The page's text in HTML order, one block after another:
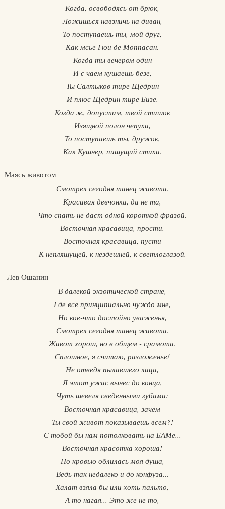
Когда, освободясь от брюк,
Ложишься навзничь на диван,
То поступаешь ты, мой друг,
Как мсье Гюи де Моппасан.
Когда ты вечером один
И с чаем кушаешь безе,
Ты Салтыков тире Щедрин
И плюс Щедрин тире Бизе.
Когда ж, допустим, твой стишок
Изящной полон чепухи,
То поступаешь ты, дружок,
Как Кушнер, пишущий стихи.
Маясь животом
Смотрел сегодня танец живота.
Красивая девчонка, да не та,
Что спать не даст одной короткой фразой.
Восточная красавица, прости.
Восточная красавица, пусти
К непляшущей, к нездешней, к светлоглазой.
Лев Ошанин
В далекой экзотической стране,
Где все принципиально чуждо мне,
Но кое-что достойно уваженья,
Смотрел сегодня танец живота.
Живот хорош, но в общем - срамота.
Сплошное, я считаю, разложенье!
Не отведя пылавшего лица,
Я этот ужас вынес до конца,
Чуть шевеля сведенными губами:
Восточная красавица, зачем
Ты свой живот показываешь всем?!
С тобой бы нам потолковать на БАМе...
Восточная красотка хороша!
Но кровью облилась моя душа,
Ведь так недалеко и до конфуза...
Халат взяла бы или хоть пальто,
А то нагая... Это же не то,